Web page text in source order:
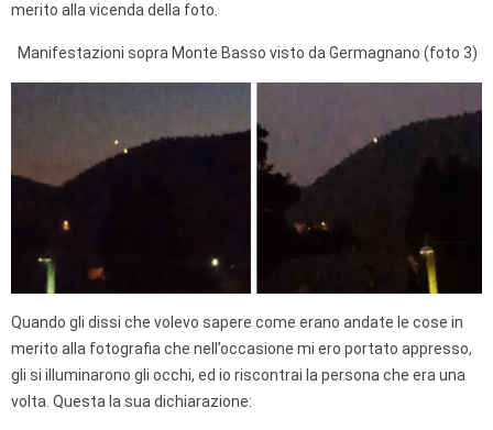
merito alla vicenda della foto.
Manifestazioni sopra Monte Basso visto da Germagnano (foto 3)
Quando gli dissi che volevo sapere come erano andate le cose in
merito alla fotografia che nell’occasione mi ero portato appresso,
gli si illuminarono gli occhi, ed io riscontrai la persona che era una
volta. Questa la sua dichiarazione: